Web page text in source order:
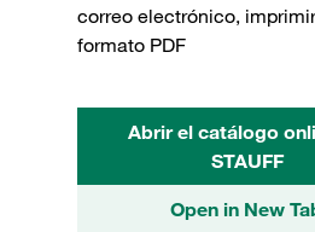
correo electrónico,
formato PDF
Abrir el catálogo
STAUFF
Open in New